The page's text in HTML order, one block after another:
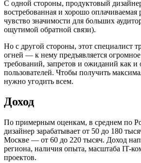
С одной стороны, продуктовый
востребованная и хорошо
чувство значимости для больших
ощутимой обратной связи).
Но с другой стороны, этот специалист
огней — к нему предъявляется
требований, запретов и ожиданий как и
пользователей. Чтобы получить
нужно угодить всем.
Доход
По примерным оценкам, в среднем по
дизайнер зарабатывает от 50 до 180
Москве — от 60 до 220 тысяч. Доход
региона, наличия опыта, масштаба IT-
проектов.